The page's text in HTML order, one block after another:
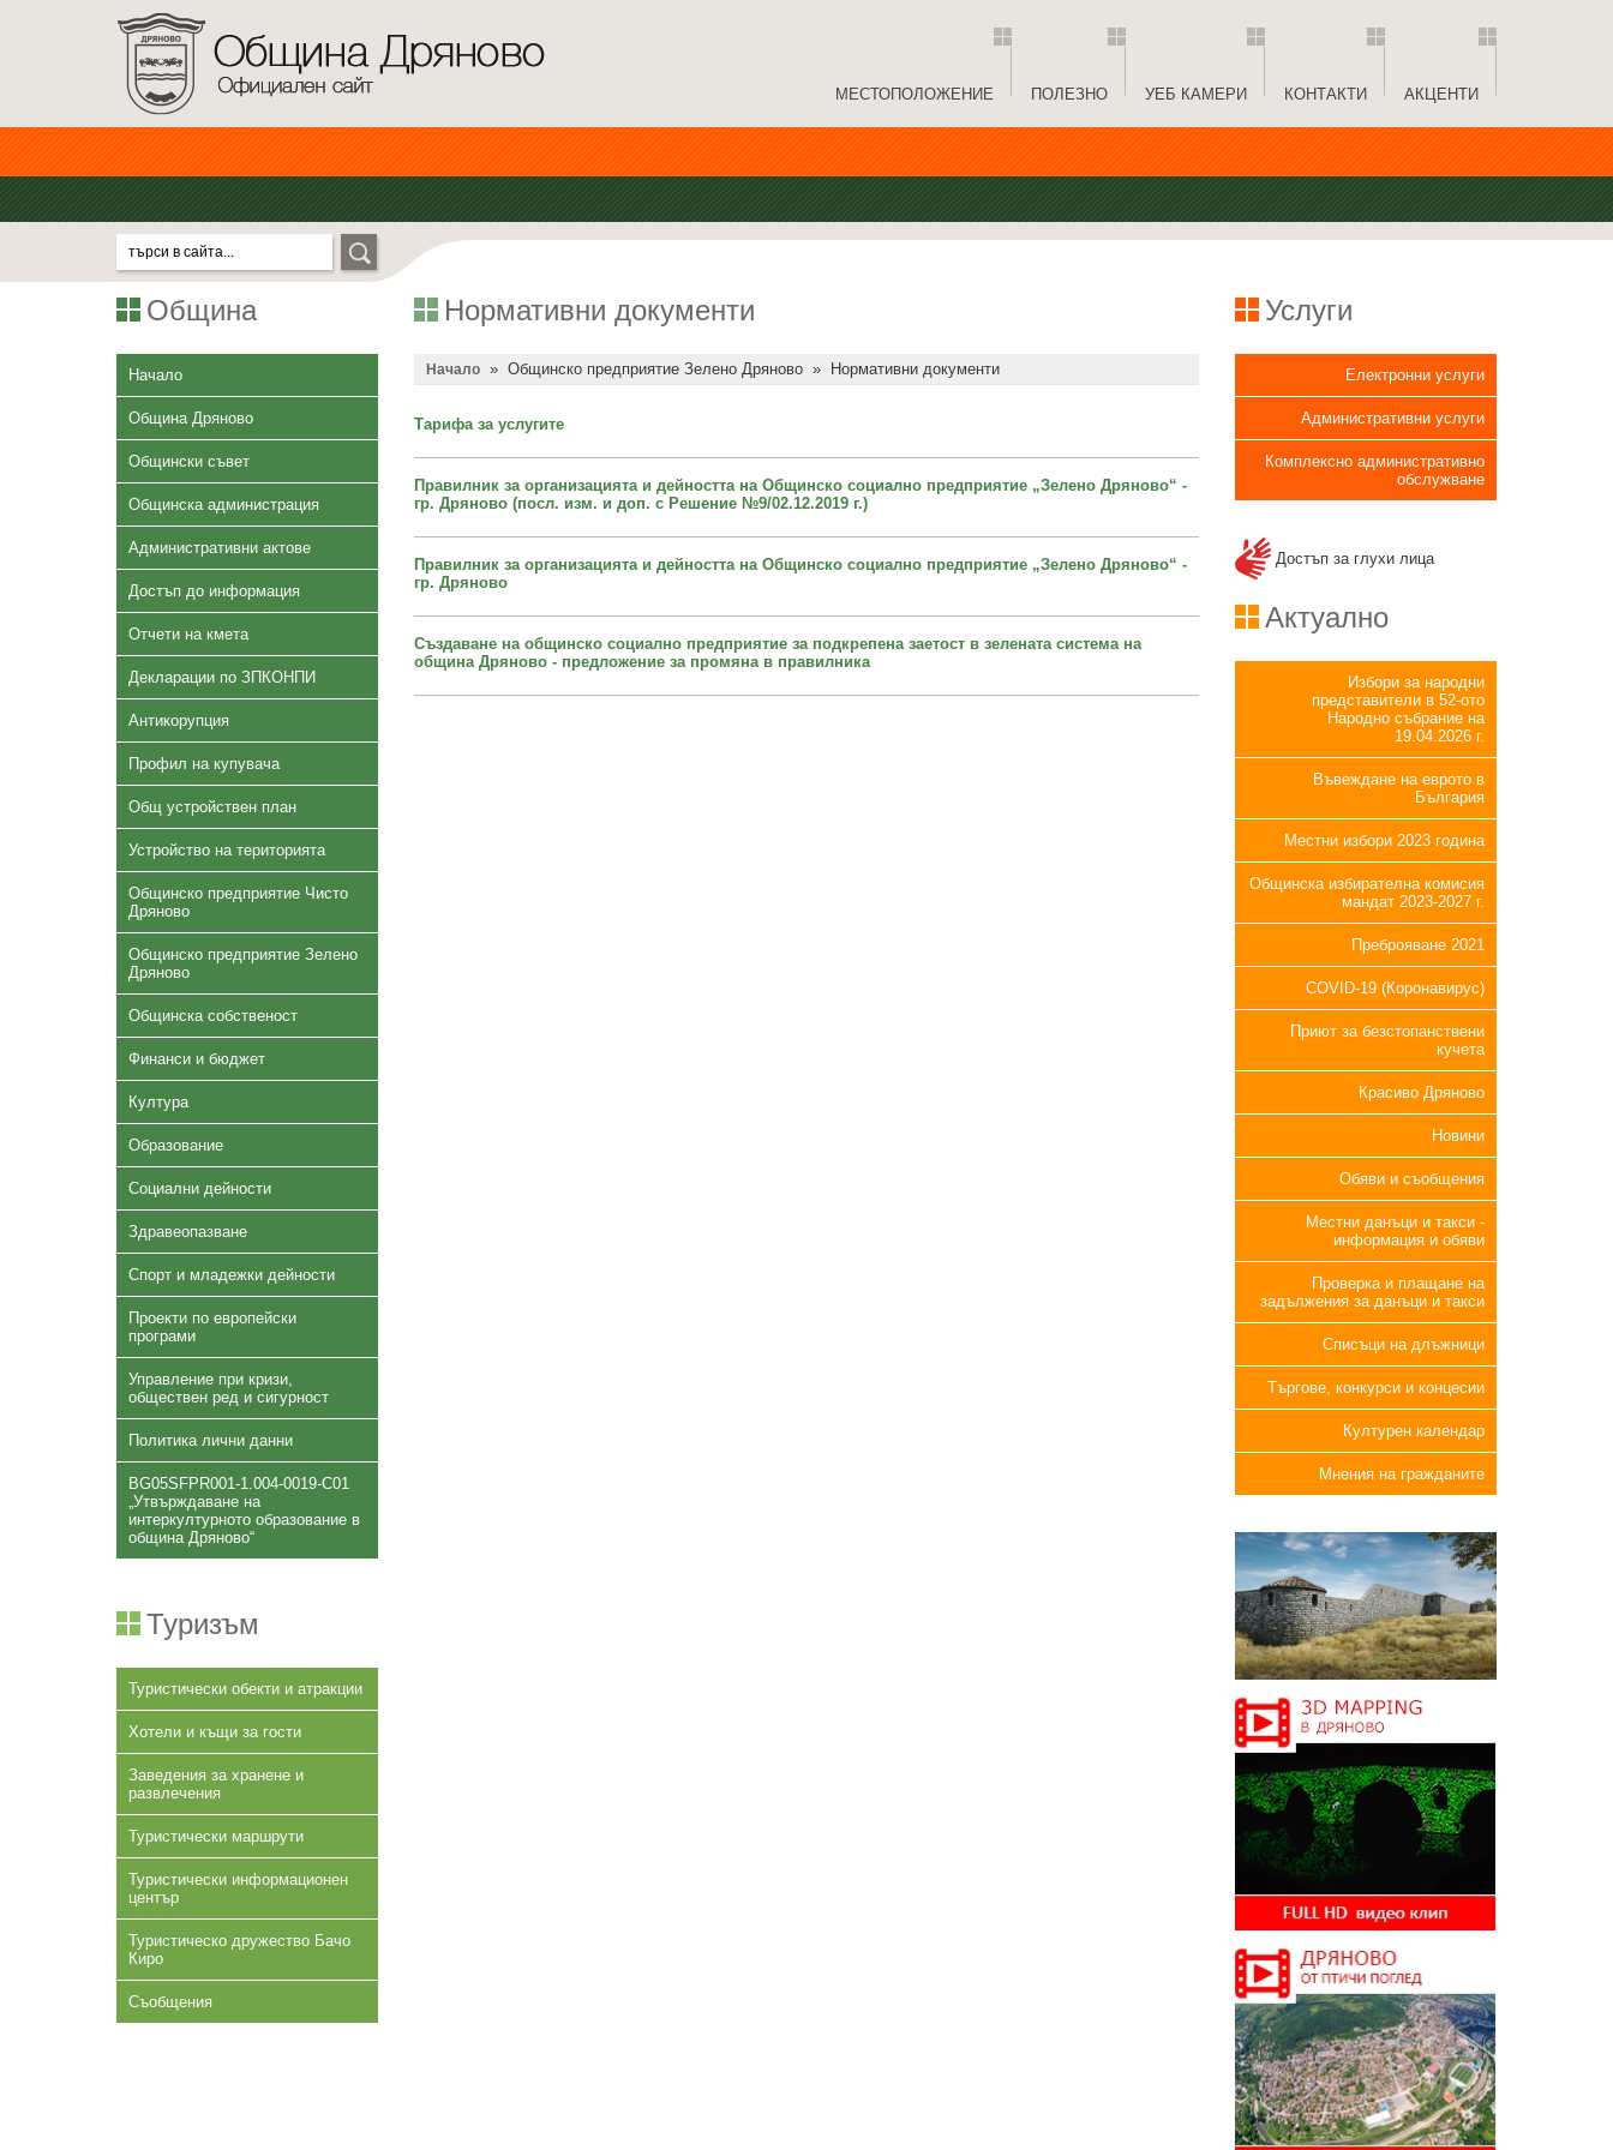
МЕСТОПОЛОЖЕНИЕ ПОЛЕЗНО УЕБ КАМЕРИ КОНТАКТИ АКЦЕНТИ
Община
Начало
Община Дряново
Общински съвет
Общинска администрация
Административни актове
Достъп до информация
Отчети на кмета
Декларации по ЗПКОНПИ
Антикорупция
Профил на купувача
Общ устройствен план
Устройство на територията
Общинско предприятие Чисто
Дряново
Общинско предприятие Зелено
Дряново
Общинска собственост
Финанси и бюджет
Култура
Образование
Социални дейности
Здравеопазване
Спорт и младежки дейности
Проекти по европейски
програми
Управление при кризи,
обществен ред и сигурност
Политика лични данни
BG05SFPR001-1.004-0019-C01
„Утвърждаване на
интеркултурното образование в
община Дряново“
Туризъм
Туристически обекти и атракции
Хотели и къщи за гости
Заведения за хранене и
развлечения
Туристически маршрути
Туристически информационен
център
Туристическо дружество Бачо
Киро
Съобщения
Нормативни документи
Начало » Общинско предприятие Зелено Дряново » Нормативни документи
Тарифа за услугите
Правилник за организацията и дейността на Общинско социално предприятие „Зелено Дряново“ -
гр. Дряново (посл. изм. и доп. с Решение №9/02.12.2019 г.)
Правилник за организацията и дейността на Общинско социално предприятие „Зелено Дряново“ -
гр. Дряново
Създаване на общинско социално предприятие за подкрепена заетост в зелената система на
община Дряново - предложение за промяна в правилника
Услуги
Електронни услуги
Административни услуги
Комплексно административно
обслужване
Достъп за глухи лица
Актуално
Избори за народни
представители в 52-ото
Народно събрание на
19.04.2026 г.
Въвеждане на еврото в
България
Местни избори 2023 година
Общинска избирателна комисия
мандат 2023-2027 г.
Преброяване 2021
COVID-19 (Коронавирус)
Приют за безстопанствени
кучета
Красиво Дряново
Новини
Обяви и съобщения
Местни данъци и такси -
информация и обяви
Проверка и плащане на
задължения за данъци и такси
Списъци на длъжници
Търгове, конкурси и концесии
Културен календар
Мнения на гражданите